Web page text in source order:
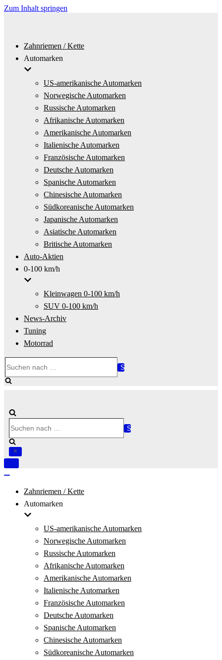
Zum Inhalt springen
Zahnriemen / Kette
Automarken
US-amerikanische Automarken
Norwegische Automarken
Russische Automarken
Afrikanische Automarken
Amerikanische Automarken
Italienische Automarken
Französische Automarken
Deutsche Automarken
Spanische Automarken
Chinesische Automarken
Südkoreanische Automarken
Japanische Automarken
Asiatische Automarken
Britische Automarken
Auto-Aktien
0-100 km/h
Kleinwagen 0-100 km/h
SUV 0-100 km/h
News-Archiv
Tuning
Motorrad
nach …
nach …
Navigation
Zahnriemen / Kette
Automarken
US-amerikanische Automarken
Norwegische Automarken
Russische Automarken
Afrikanische Automarken
Amerikanische Automarken
Italienische Automarken
Französische Automarken
Deutsche Automarken
Spanische Automarken
Chinesische Automarken
Südkoreanische Automarken